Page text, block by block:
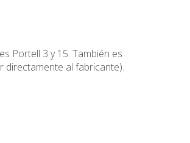
Portell 3 y 15. También es
directamente al fabricante).